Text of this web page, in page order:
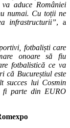
aduce României
numai. Cu toții ne
infrastructurii”, a
fotbaliști care
onoare să fiu
fotbalistică ce va
că Bucureștiul este
succes lui Cosmin
fi parte din EURO